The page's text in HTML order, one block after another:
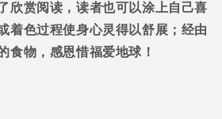
欣赏阅读，读者也可以涂上自己喜
着色过程使身心灵得以舒展；经由
食物，感恩惜福爱地球！